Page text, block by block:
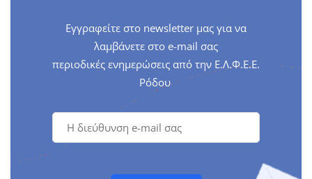
Εγγραφείτε στο newsletter μας για να
λαμβάνετε στο e-mail σας
περιοδικές ενημερώσεις από την Ε.Λ.Φ.Ε.Ε.
Ρόδου